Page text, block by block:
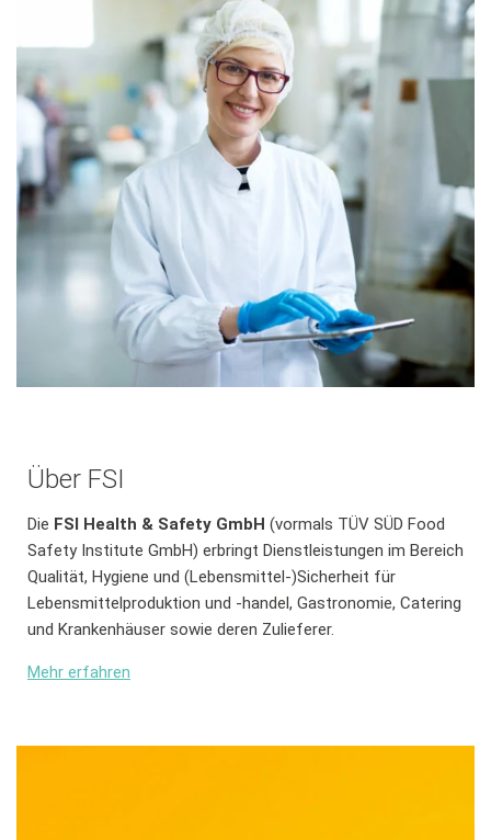
Über FSI
Die FSI Health & Safety GmbH (vormals TÜV SÜD Food
Safety Institute GmbH) erbringt Dienstleistungen im Bereich
Qualität, Hygiene und (Lebensmittel-)Sicherheit für
Lebensmittelproduktion und -handel, Gastronomie, Catering
und Krankenhäuser sowie deren Zulieferer.
Mehr erfahren